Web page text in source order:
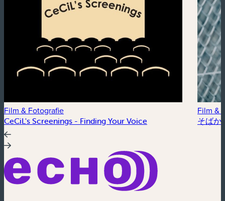
Film & Fotografie
CeCiL's Screenings - Finding Your Voice
Film &
そばか